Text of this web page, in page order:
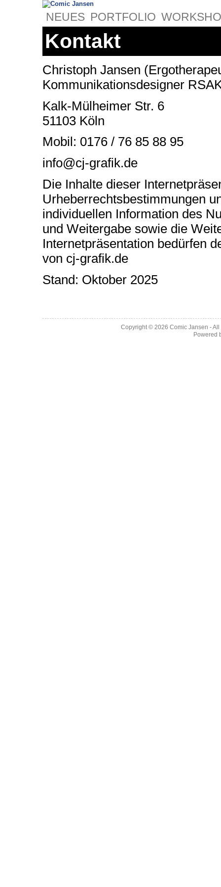
NEUES PORTFOLIO
Kontakt
Christoph Jansen
Kommunikationsdesigner
Kalk-Mülheimer Str. 6
51103 Köln
Mobil: 0176 / 76 85 88 95
info@cj-grafik.de
Die Inhalte dieser
Urheberrechtsbestimmungen
individuellen Information des
und Weitergabe sowie die
Internetpräsentation bedürfen
von cj-grafik.de
Stand: Oktober 2025
Copyright © 2026 Comic Jansen -
Powered